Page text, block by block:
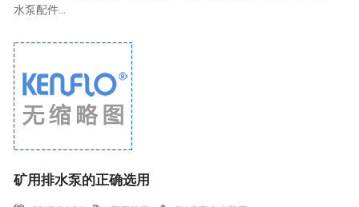
水泵配件...
矿用排水泵的正确选用